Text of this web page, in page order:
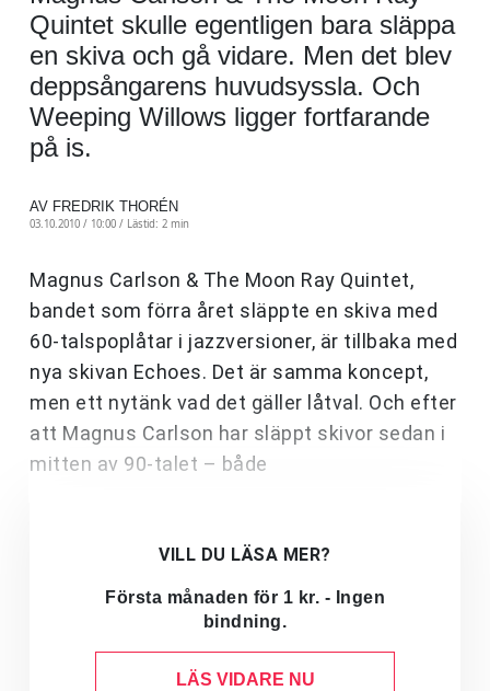
Quintet skulle egentligen bara släppa
en skiva och gå vidare. Men det blev
deppsångarens huvudsyssla. Och
Weeping Willows ligger fortfarande
på is.
AV FREDRIK THORÉN
03.10.2010 / 10:00 / Lästid: 2 min
Magnus Carlson & The Moon Ray Quintet,
bandet som förra året släppte en skiva med
60-talspoplåtar i jazzversioner, är tillbaka med
nya skivan Echoes. Det är samma koncept,
men ett nytänk vad det gäller låtval. Och efter
att Magnus Carlson har släppt skivor sedan i
mitten av 90-talet – både
VILL DU LÄSA MER?
Första månaden för 1 kr. - Ingen
bindning.
LÄS VIDARE NU